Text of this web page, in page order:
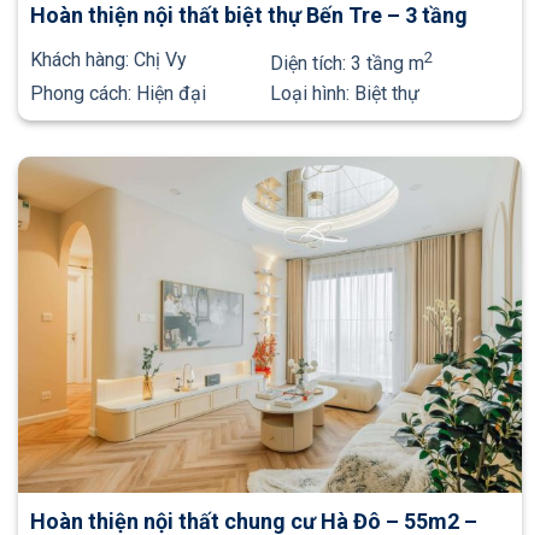
Hoàn thiện nội thất biệt thự Bến Tre – 3 tầng
Khách hàng: Chị Vy Diện tích: 3 tầng m2
Phong cách: Hiện đại Loại hình: Biệt thự
Hoàn thiện nội thất chung cư Hà Đô – 55m2 –